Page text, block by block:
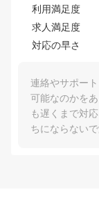
利用満足度
求人満足度
対応の早さ
連絡やサポー
可能なのかを
も遅くまで対
ちにならない